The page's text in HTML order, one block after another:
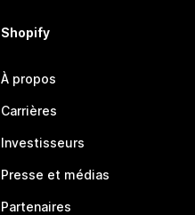
Shopify
À propos
Carrières
Investisseurs
Presse et médias
Partenaires